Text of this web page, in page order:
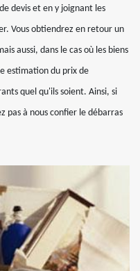
devis et en y joignant les
Vous obtiendrez en retour un
aussi, dans le cas où les biens
estimation du prix de
quel qu'ils soient. Ainsi, si
pas à nous confier le débarras